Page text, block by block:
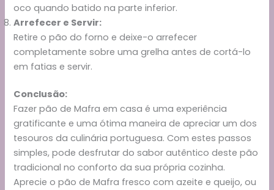
oco quando batido na parte inferior.
Arrefecer e Servir:
Retire o pão do forno e deixe-o arrefecer
completamente sobre uma grelha antes de cortá-lo
em fatias e servir.
Conclusão:
Fazer pão de Mafra em casa é uma experiência
gratificante e uma ótima maneira de apreciar um dos
tesouros da culinária portuguesa. Com estes passos
simples, pode desfrutar do sabor autêntico deste pão
tradicional no conforto da sua própria cozinha.
Aprecie o pão de Mafra fresco com azeite e queijo, ou